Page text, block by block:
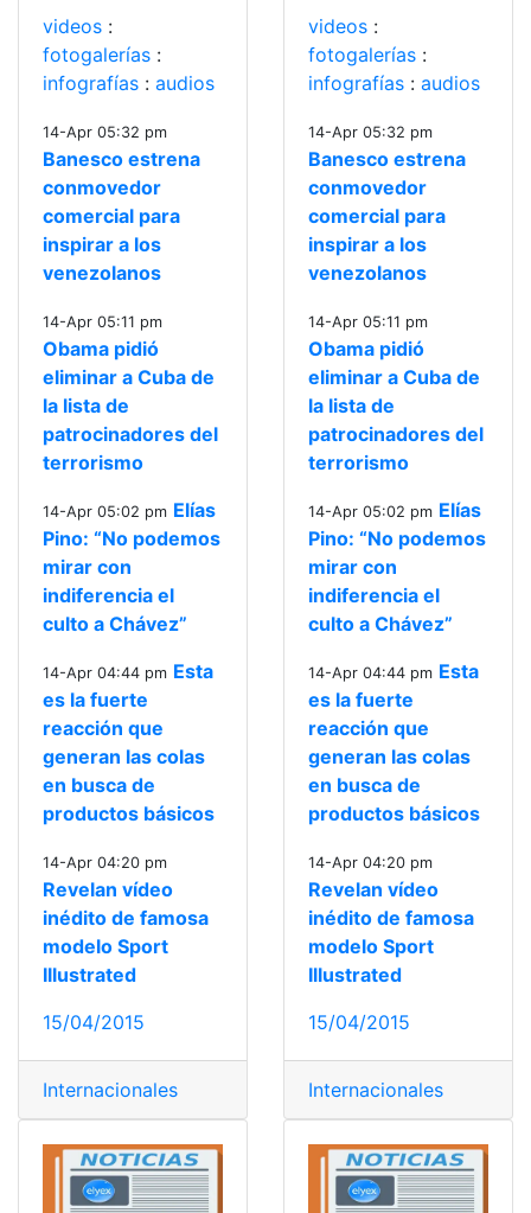
videos :
fotogalerías :
infografías : audios
14-Apr 05:32 pm
Banesco estrena
conmovedor
comercial para
inspirar a los
venezolanos
14-Apr 05:11 pm
Obama pidió
eliminar a Cuba de
la lista de
patrocinadores del
terrorismo
14-Apr 05:02 pm Elías
Pino: “No podemos
mirar con
indiferencia el
culto a Chávez”
14-Apr 04:44 pm Esta
es la fuerte
reacción que
generan las colas
en busca de
productos básicos
14-Apr 04:20 pm
Revelan vídeo
inédito de famosa
modelo Sport
Illustrated
15/04/2015
Internacionales
videos :
fotogalerías :
infografías : audios
14-Apr 05:32 pm
Banesco estrena
conmovedor
comercial para
inspirar a los
venezolanos
14-Apr 05:11 pm
Obama pidió
eliminar a Cuba de
la lista de
patrocinadores del
terrorismo
14-Apr 05:02 pm Elías
Pino: “No podemos
mirar con
indiferencia el
culto a Chávez”
14-Apr 04:44 pm Esta
es la fuerte
reacción que
generan las colas
en busca de
productos básicos
14-Apr 04:20 pm
Revelan vídeo
inédito de famosa
modelo Sport
Illustrated
15/04/2015
Internacionales